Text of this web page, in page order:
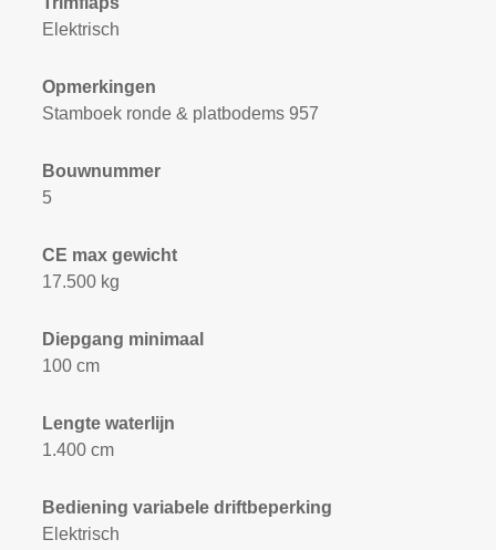
Elektrisch
Opmerkingen
Stamboek ronde & platbodems 957
Bouwnummer
5
CE max gewicht
17.500 kg
Diepgang minimaal
100 cm
Lengte waterlijn
1.400 cm
Bediening variabele driftbeperking
Elektrisch